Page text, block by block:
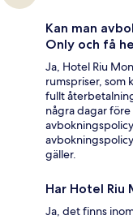
Kan man
Only och få
Ja, Hotel Riu
rumspriser, som
fullt
några dagar
gäller.
Har Hotel Riu
Ja, det finns